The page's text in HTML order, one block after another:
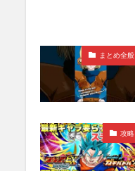
まとめ全般
攻略